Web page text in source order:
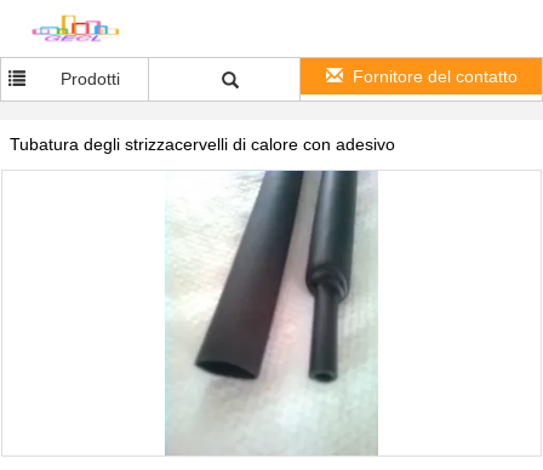
Prodotti Fornitore del contatto
Tubatura degli strizzacervelli di calore con adesivo